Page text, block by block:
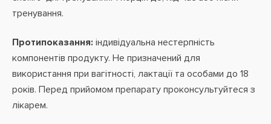
тренування.
Протипоказання: індивідуальна нестерпність
компонентів продукту. Не призначений для
використання при вагітності, лактації та особами до 18
років. Перед прийомом препарату проконсультуйтеся з
лікарем.